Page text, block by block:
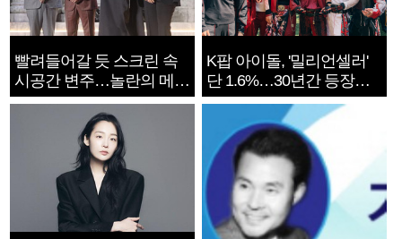
빨려들어갈 듯 스크린 속
시공간 변주…놀란의 메시
지는 ‘전쟁 속죄’
K팝 아이돌, '밀리언셀러'
단 1.6%…30년간 등장
1182개팀 전수조사